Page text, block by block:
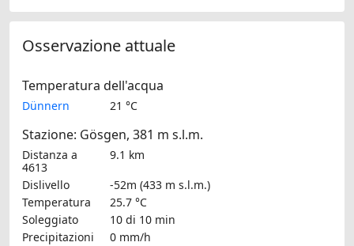
Osservazione attuale
Temperatura dell'acqua
Dünnern 21 °C
Stazione: Gösgen, 381 m s.l.m.
Distanza a
4613
9.1 km
Dislivello
-52m (433 m s.l.m.)
Temperatura
25.7 °C
Soleggiato
10 di 10 min
Precipitazioni
0 mm/h